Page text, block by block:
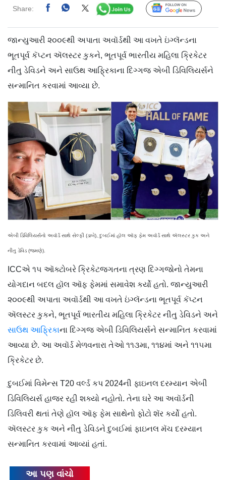
Share: Follow Us
જાન્યુઆરી ૨૦૦૯થી અપાતા અવૉર્ડથી આ વખતે ઇંગ્લૅન્ડના
ભૂતપૂર્વ કૅપ્ટન ઍલસ્ટર કુકને, ભૂતપૂર્વ ભારતીય મહિલા ક્રિકેટર
નીતુ ડેવિડને અને સાઉથ આફ્રિકાના દિગ્ગજ એબી ડિવિલિયર્સને
સન્માનિત કરવામાં આવ્યા છે.
એબી ડિવિલિયર્સનો અવૉર્ડ સાથે સેલ્ફી (ડાબે), દુબઈમાં હૉલ ઑફ ફેમ અવૉર્ડ સાથે ઍલસ્ટર કુક અને
નીતુ ડેવિડ (જમણે).
ICCએ ૧૫ ઑક્ટોબરે ક્રિકેટજગતના ત્રણ દિગ્ગજોનો તેમના
યોગદાન બદલ હૉલ ઑફ ફેમમાં સમાવેશ કર્યો હતો. જાન્યુઆરી
૨૦૦૯થી અપાતા અવૉર્ડથી આ વખતે ઇંગ્લૅન્ડના ભૂતપૂર્વ કૅપ્ટન
ઍલસ્ટર કુકને, ભૂતપૂર્વ ભારતીય મહિલા ક્રિકેટર નીતુ ડેવિડને અને
સાઉથ આફ્રિકાના દિગ્ગજ એબી ડિવિલિયર્સને સન્માનિત કરવામાં
આવ્યા છે. આ અવૉર્ડ મેળવનારા તેઓ ૧૧૩મા, ૧૧૪માં અને ૧૧૫મા
ક્રિકેટર છે.
દુબઈમાં વિમેન્સ T20 વર્લ્ડ કપ 2024ની ફાઇનલ દરમ્યાન એબી
ડિવિલિયર્સ હાજર રહી શક્યો નહોતો. તેના ઘરે આ અવૉર્ડની
ડિલિવરી થતાં તેણે હૉલ ઑફ ફેમ સાથેનો ફોટો શૅર કર્યો હતો.
ઍલસ્ટર કુક અને નીતુ ડેવિડને દુબઈમાં ફાઇનલ મૅચ દરમ્યાન
સન્માનિત કરવામાં આવ્યાં હતાં.
આ પણ વાંચો